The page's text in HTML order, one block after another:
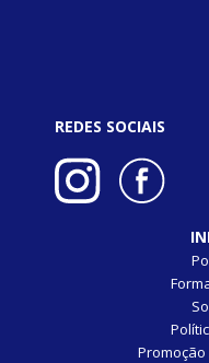
REDES SOCIAIS